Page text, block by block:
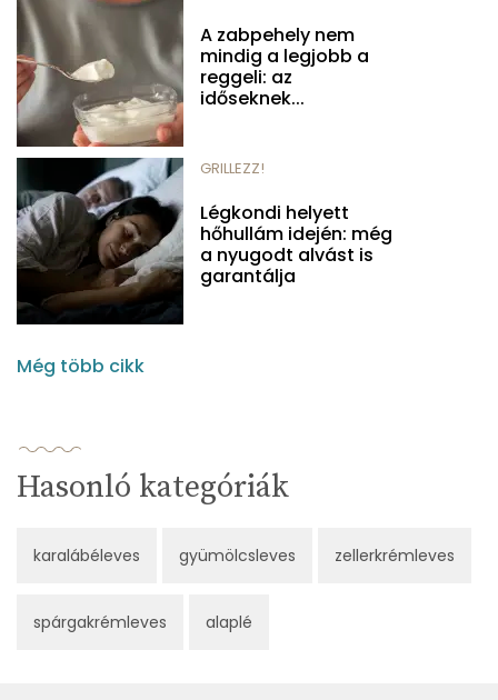
A zabpehely nem
mindig a legjobb a
reggeli: az
időseknek...
GRILLEZZ!
Légkondi helyett
hőhullám idején: még
a nyugodt alvást is
garantálja
Még több cikk
Hasonló kategóriák
karalábéleves gyümölcsleves zellerkrémleves
spárgakrémleves alaplé